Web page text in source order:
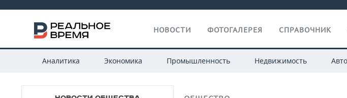
НОВОСТИ ФОТОГАЛЕРЕЯ СПРАВОЧНИК
Аналитика Экономика Промышленность Недвижимость Авто